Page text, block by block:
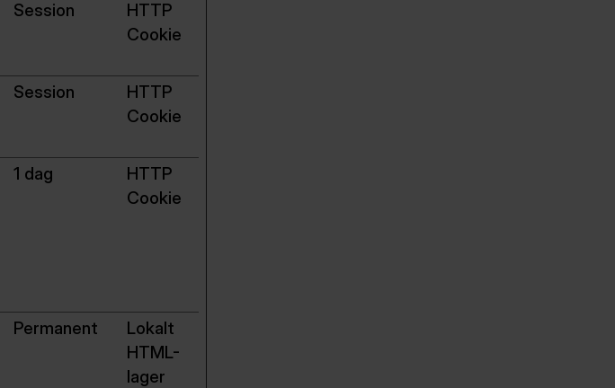
Session
HTTP
Cookie
Session
HTTP
Cookie
1 dag
HTTP
Cookie
Permanent
Lokalt
HTML-
lager